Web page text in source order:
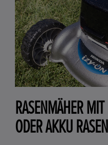
RASENMÄHER
ODER AKKU